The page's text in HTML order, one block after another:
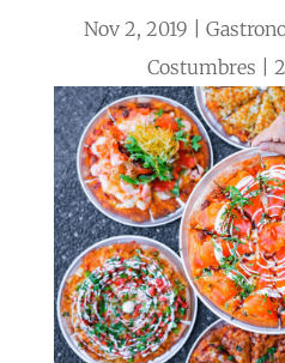
Nov 2, 2019
Costumbres |